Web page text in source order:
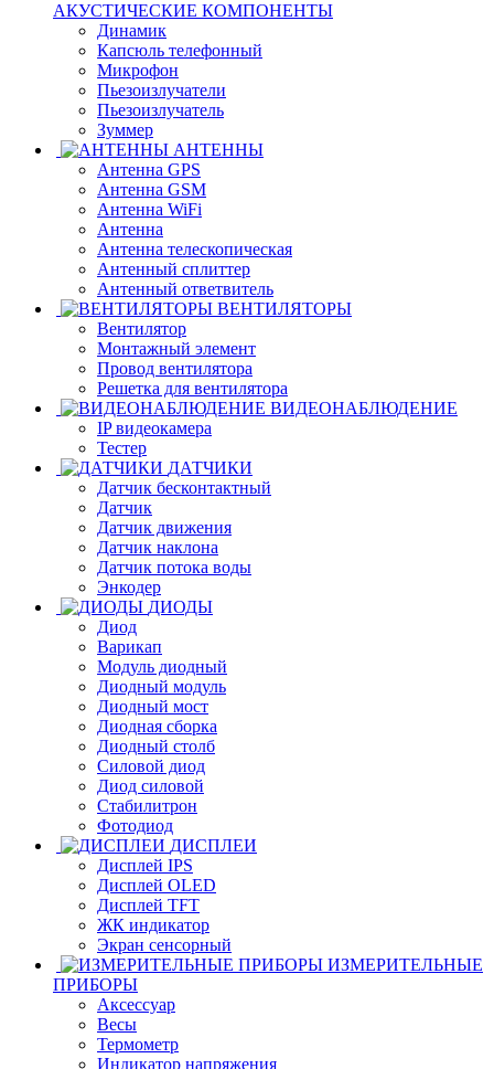
АКУСТИЧЕСКИЕ КОМПОНЕНТЫ
Динамик
Капсюль телефонный
Микрофон
Пьезоизлучатели
Пьезоизлучатель
Зуммер
АНТЕННЫ
Антенна GPS
Антенна GSM
Антенна WiFi
Антенна
Антенна телескопическая
Антенный сплиттер
Антенный ответвитель
ВЕНТИЛЯТОРЫ
Вентилятор
Монтажный элемент
Провод вентилятора
Решетка для вентилятора
ВИДЕОНАБЛЮДЕНИЕ
IP видеокамера
Тестер
ДАТЧИКИ
Датчик бесконтактный
Датчик
Датчик движения
Датчик наклона
Датчик потока воды
Энкодер
ДИОДЫ
Диод
Варикап
Модуль диодный
Диодный модуль
Диодный мост
Диодная сборка
Диодный столб
Силовой диод
Диод силовой
Стабилитрон
Фотодиод
ДИСПЛЕИ
Дисплей IPS
Дисплей OLED
Дисплей TFT
ЖК индикатор
Экран сенсорный
ИЗМЕРИТЕЛЬНЫЕ
ПРИБОРЫ
Аксессуар
Весы
Термометр
Индикатор напряжения